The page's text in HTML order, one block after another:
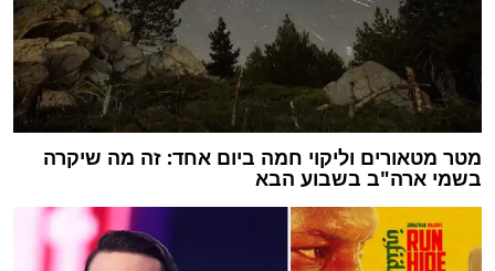
מטר מטאורים וליקוי חמה ביום אחד: זה מה שיקרה
בשמי ארה"ב בשבוע הבא